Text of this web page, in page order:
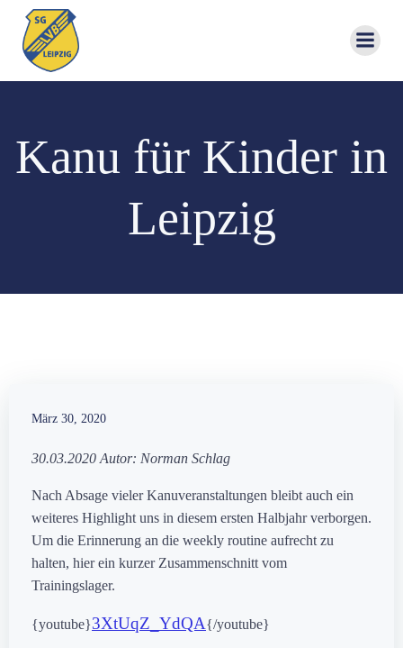
Kanu für Kinder in
Leipzig
März 30, 2020
30.03.2020 Autor: Norman Schlag
Nach Absage vieler Kanuveranstaltungen bleibt auch ein
weiteres Highlight uns in diesem ersten Halbjahr verborgen.
Um die Erinnerung an die weekly routine aufrecht zu
halten, hier ein kurzer Zusammenschnitt vom
Trainingslager.
{youtube}3XtUqZ_YdQA{/youtube}